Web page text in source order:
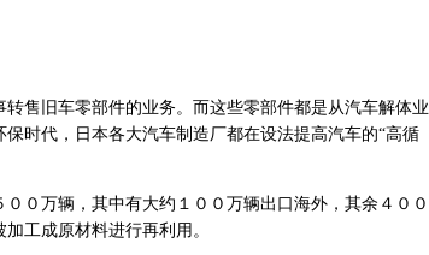
旧车零部件的业务。而这些零部件都是从汽车解体业
时代，日本各大汽车制造厂都在设法提高汽车的“高循
万辆，其中有大约１００万辆出口海外，其余４００
工成原材料进行再利用。